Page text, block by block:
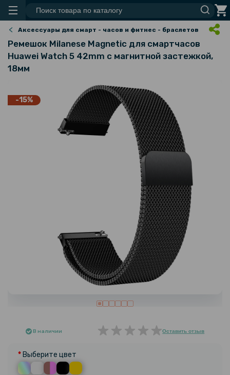
Аксессуары для смарт - часов и фитнес - браслетов
Ремешок Milanese Magnetic для смартчасов
Huawei Watch 5 42mm с магнитной застежкой,
18мм
-15%
В наличии Оставить отзыв
Выберите цвет